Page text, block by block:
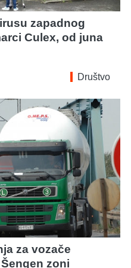
zapadnog
Culex, od juna
Društvo
za vozače
zoni